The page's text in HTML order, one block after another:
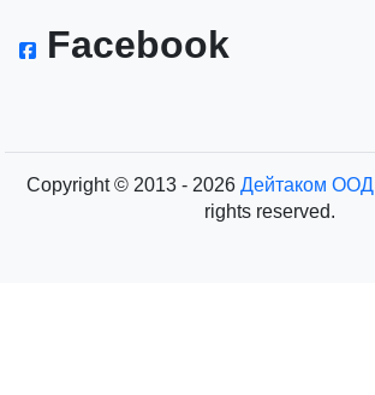
Facebook
Copyright © 2013 - 2026 Дейтаком ООД
rights reserved.